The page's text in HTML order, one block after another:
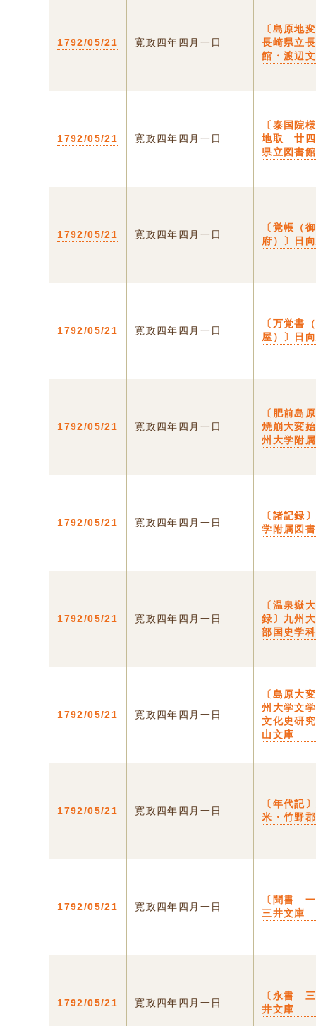
1792/05/21 寛政四年四月一日
〔島原地
長崎県立
館・渡辺
1792/05/21 寛政四年四月一日
〔泰国院
地取 廿四
県立図書館
1792/05/21 寛政四年四月一日
〔覚帳（
府）〕日
1792/05/21 寛政四年四月一日
〔万覚書
屋）〕日
1792/05/21 寛政四年四月一日
〔肥前島
焼崩大変
州大学附
1792/05/21 寛政四年四月一日
〔諸記録
学附属図
1792/05/21 寛政四年四月一日
〔温泉嶽
録〕九州
部国史学科
1792/05/21 寛政四年四月一日
〔島原大
州大学文
文化史研
山文庫
1792/05/21 寛政四年四月一日
〔年代記
米・竹野郡
1792/05/21 寛政四年四月一日
〔聞書
三井文庫
1792/05/21 寛政四年四月一日
〔永書
井文庫